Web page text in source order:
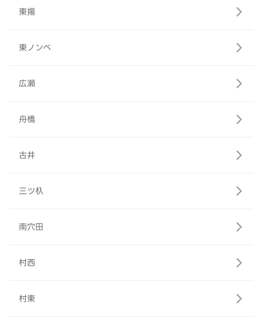
東揚
東ノンベ
広瀬
舟橋
古井
三ツ杁
南穴田
村西
村東